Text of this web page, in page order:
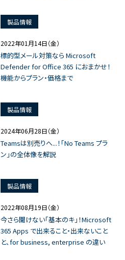
製品情報
2022年01月14日（金）
標的型メール対策なら Microsoft
Defender for Office 365 におまかせ！
機能からプラン・価格まで
製品情報
2024年06月28日（金）
Teamsは別売りへ...！「No Teams プラ
ン」の全体像を解説
製品情報
2022年08月19日（金）
今さら聞けない「基本のキ」！Microsoft
365 Apps で出来ること・出来ないこと
と、for business, enterprise の違い